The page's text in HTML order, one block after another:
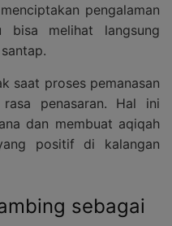
pengalaman
bisa melihat langsung
saat proses pemanasan
penasaran. Hal ini
dan membuat aqiqah
positif di kalangan
sebagai